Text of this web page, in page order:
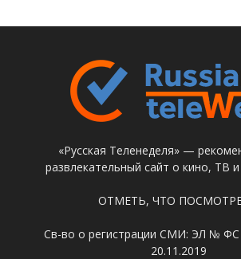
«Русская Теленеделя» —
развлекательный сайт о кино, ТВ
ОТМЕТЬ, ЧТО
Св-во о регистрации СМИ: ЭЛ № ФС
20.11.2019